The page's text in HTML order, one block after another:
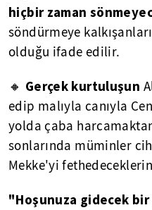
hiçbir zaman
söndürmeye
olduğu ifade edilir.
🔸 Gerçek kurtuluşun
edip malıyla canıyla
yolda çaba
sonlarında müminler
Mekke'yi
"Hoşunuza gidecek bir